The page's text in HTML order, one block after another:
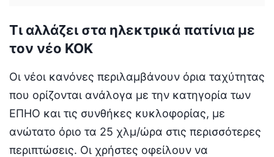
Τι αλλάζει στα ηλεκτρικά πατίνια με
τον νέο ΚΟΚ
Οι νέοι κανόνες περιλαμβάνουν όρια ταχύτητας
που ορίζονται ανάλογα με την κατηγορία των
ΕΠΗΟ και τις συνθήκες κυκλοφορίας, με
ανώτατο όριο τα 25 χλμ/ώρα στις περισσότερες
περιπτώσεις. Οι χρήστες οφείλουν να